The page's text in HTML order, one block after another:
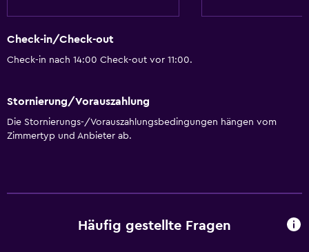
Gratis Parken
Medien und Unterhaltung
Bad
Haartrockner
Check-in/Check-out
Check-in nach 14:00 Check-out vor 11:00.
Stornierung/Vorauszahlung
Die Stornierungs-/Vorauszahlungsbedingungen hängen vom
Zimmertyp und Anbieter ab.
Häufig gestellte Fragen